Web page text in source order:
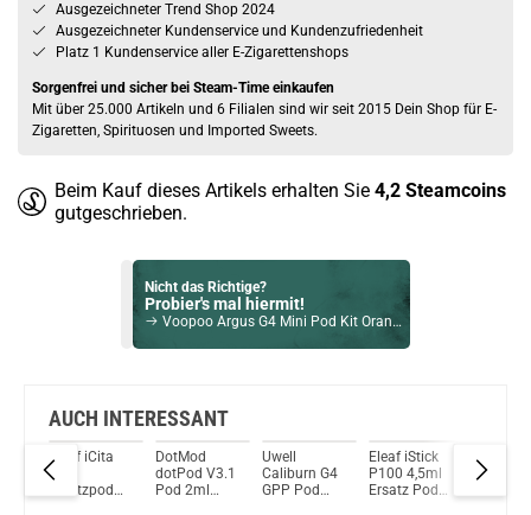
Ausgezeichneter Trend Shop 2024
Ausgezeichneter Kundenservice und Kundenzufriedenheit
Platz 1 Kundenservice aller E-Zigarettenshops
Sorgenfrei und sicher bei Steam-Time einkaufen
Mit über 25.000 Artikeln und 6 Filialen sind wir seit 2015 Dein Shop für E-
Zigaretten, Spirituosen und Imported Sweets.
Beim Kauf dieses Artikels erhalten Sie 4,2 Steamcoins
gutgeschrieben.
Nicht das Richtige?
Probier's mal hiermit!
Voopoo Argus G4 Mini Pod Kit Orange
Innokin EZ Tube 4ml 2100mAh Kit inkl. Zenith M Blau
Du willst Kröten sparen?
Schau mal hier!
Suorin Trio85 5ml 85 W Pod System Kit Rot
AUCH INTERESSANT
Eleaf iCita
Pod
Ersatzpod
DotMod
dotPod V3.1
Pod 2ml
Uwell
Caliburn G4
GPP Pod
Eleaf iStick
P100 4,5ml
Ersatz Pod
Vapefly
Pod 4ml